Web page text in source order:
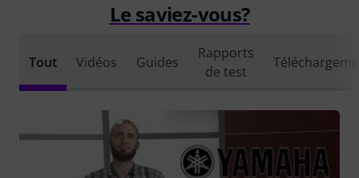
Le saviez-vous?
Tout Vidéos Guides
Rapports
de test